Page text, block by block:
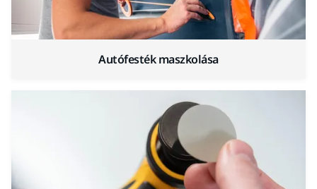
Autófesték maszkolása